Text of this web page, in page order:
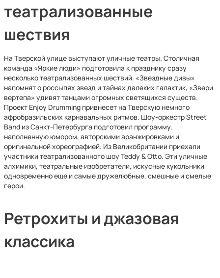
театрализованные
шествия
На Тверской улице выступают уличные театры. Столичная
команда «Яркие люди» подготовила к празднику сразу
несколько театрализованных шествий. «Звездные дивы»
напомнят о россыпях звезд и тайнах далеких галактик, «Звери
вертепа» удивят танцами огромных светящихся существ.
Проект Enjoy Drumming привнесет на Тверскую немного
афробразильских карнавальных ритмов. Шоу-оркестр Street
Band из Санкт-Петербурга подготовил программу,
наполненную юмором, авторскими аранжировками и
оригинальной хореографией. Из Великобритании приехали
участники театрализованного шоу Teddy & Otto. Эти уличные
алхимики, театральные изобретатели, искусные кукольники
одновременно еще и самые дружелюбные, смешные и смелые
герои.
Ретрохиты и джазовая
классика